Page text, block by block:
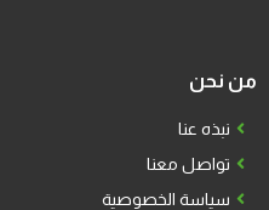
من نحن
نبذه عنا
تواصل معنا
سياسة الخصوصية